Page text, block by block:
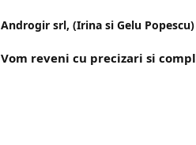
Androgir srl, (Irina si Gelu
Vom reveni cu precizari si